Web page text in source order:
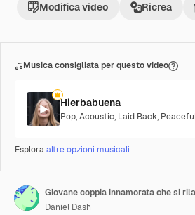
Modifica video Ricrea
Musica consigliata per questo video
Hierbabuena
Pop,Acoustic, Laid Back,
Esploraaltre opzioni musicali
Giovane coppia innamorata che si
Daniel Dash